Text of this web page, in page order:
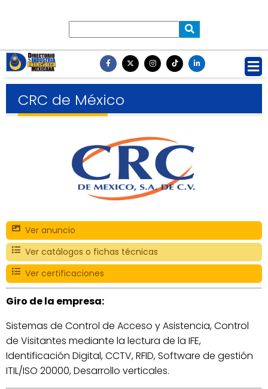
CRC de México
Ver anuncio
Ver catálogos o fichas técnicas
Ver certificaciones
Giro de la empresa:
Sistemas de Control de Acceso y Asistencia, Control
de Visitantes mediante la lectura de la IFE,
Identificación Digital, CCTV, RFID, Software de gestión
ITIL/ISO 20000, Desarrollo verticales.